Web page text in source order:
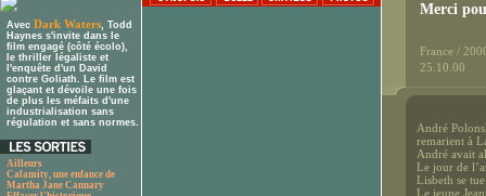
Avec Dark Waters, Todd
Haynes s'invite dans le
film engagé (côté écolo),
le thriller légaliste et
l'enquête d'un David
contre Goliath. Le film est
glaçant et dévoile une fois
de plus les méfaits d'une
industrialisation sans
régulation et sans normes.
Ailleurs
Calamity, une enfance de
Martha Jane Cannary
Merci
France /
25.10.00
André
remarient à
André avait
Le jour de
Lisbeth se
Le jeune